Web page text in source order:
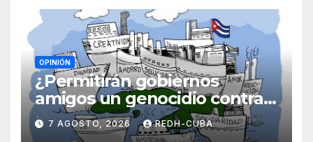
OPINIÓN
¿Permitirán gobiernos
amigos un genocidio contra
Cuba? Por Hedelberto López
Blanch
7 AGOSTO, 2026 REDH-CUBA